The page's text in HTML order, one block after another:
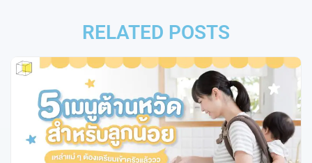
RELATED POSTS